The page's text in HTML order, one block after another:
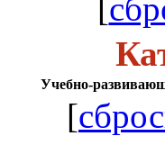
[
Учебно-
[